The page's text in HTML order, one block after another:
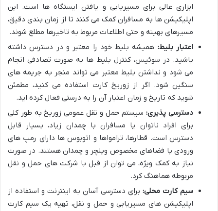
ابزاری عالی برای مسیریابی و یافتن ایستگاه ها است. این
اپلیکیشن ها به مسافران کمک می کنند تا از زمان بندی دقیق،
مسیرهای بهینه و حتی اطلاعات مربوط به تاخیرها مطلع شوند.
اعتبار بلیط: همیشه بلیط خود را معتبر و در دسترس داشته
باشید. در سوئیس، کنترل بلیط ها به صورت تصادفی انجام
می شود و نداشتن بلیط معتبر می تواند منجر به جریمه های
سنگین شود. اگر از زوریخ کارت استفاده می کنید، مطمئن
شوید که تاریخ و زمان اعتبار آن را به درستی فعال کرده اید.
دسترسی پذیری:سیستم حمل و نقل عمومی زوریخ به طور کلی
برای افراد ناتوان یا مسافران با چمدان زیاد، بسیار قابل
دسترس است. قطارها، ترامواها و اتوبوس ها دارای رمپ های
ورودی یا فضاهای مخصوص ویلچر و چمدان هستند. در صورت
نیاز به کمک ویژه، می توان از قبل با شرکت های حمل و نقل
مربوطه هماهنگ کرد.
سیم کارت محلی: برای دسترسی آسان به اینترنت و استفاده از
اپلیکیشن های مسیریابی و حمل و نقل، تهیه یک سیم کارت